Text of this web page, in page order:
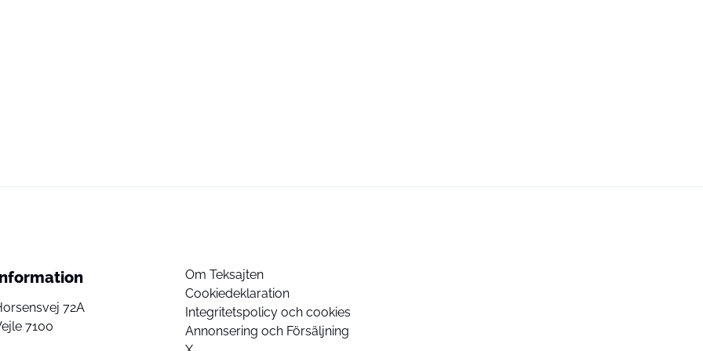
72A
7100
Om Teksajten
Cookiedeklaration
Integritetspolicy och cookies
Annonsering och Försäljning